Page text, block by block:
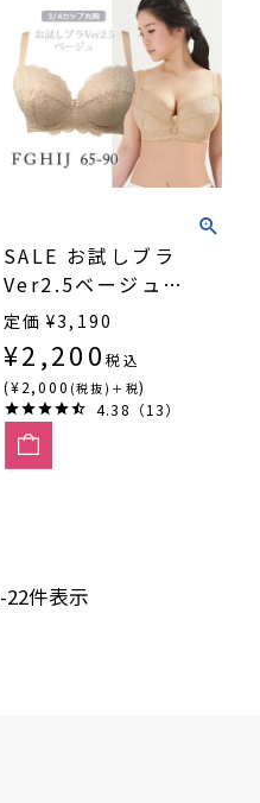
SALE お試しブラ
Ver2.5ベージュ
3/4カップ・丸胸
（SP-204）
定価 ¥3,190
¥2,200 税込
(¥2,000 (税抜)＋税)
4.38（13）
-22件表示